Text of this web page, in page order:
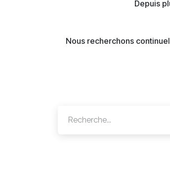
Depuis
Nous recherchons